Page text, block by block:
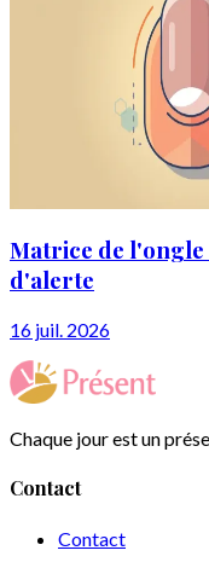
Matrice de l'ongle
d'alerte
16 juil. 2026
Chaque jour est un
Contact
Contact